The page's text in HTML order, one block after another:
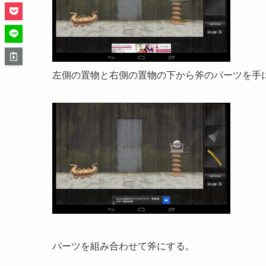
左側の置物と右側の置物の下から斧のパーツを手
パーツを組み合わせて斧にする。